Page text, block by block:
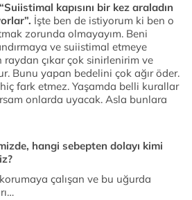
“Suiistimal kapısını bir kez araladın
İşte ben de istiyorum ki ben o
zorunda olmayayım. Beni
ve suiistimal etmeye
raydan çıkar çok sinirlenirim ve
Bunu yapan bedelini çok ağır öder.
fark etmez. Yaşamda belli kurallar
onlarda uyacak. Asla bunlara
hangi sebepten dolayı kimi
çalışan ve bu uğurda